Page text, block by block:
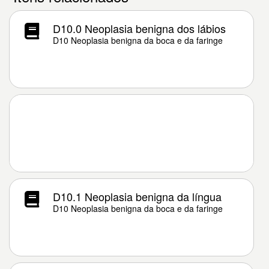
D10.0 Neoplasia benigna dos lábios
D10 Neoplasia benigna da boca e da faringe
D10.1 Neoplasia benigna da língua
D10 Neoplasia benigna da boca e da faringe